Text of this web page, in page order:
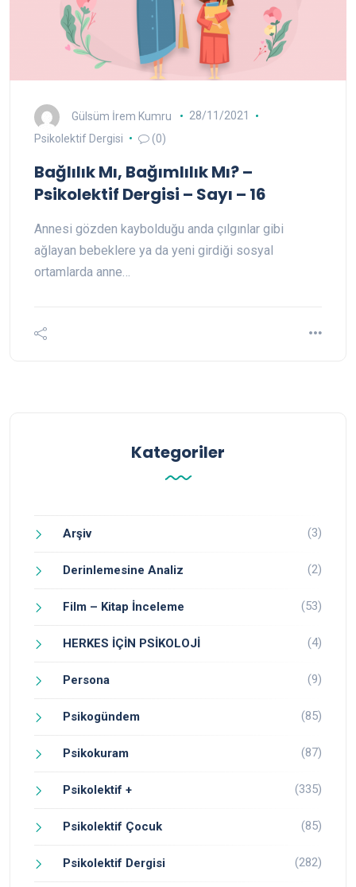
Gülsüm İrem Kumru
28/11/2021
Psikolektif Dergisi
(0)
Bağlılık Mı, Bağımlılık Mı? –
Psikolektif Dergisi – Sayı – 16
Annesi gözden kaybolduğu anda çılgınlar gibi
ağlayan bebeklere ya da yeni girdiği sosyal
ortamlarda anne…
Kategoriler
Arşiv (3)
Derinlemesine Analiz (2)
Film – Kitap İnceleme (53)
HERKES İÇİN PSİKOLOJİ (4)
Persona (9)
Psikogündem (85)
Psikokuram (87)
Psikolektif + (335)
Psikolektif Çocuk (85)
Psikolektif Dergisi (282)